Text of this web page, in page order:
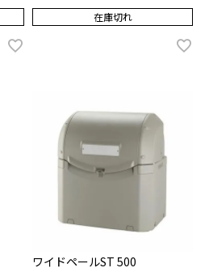
在庫切れ
ワイドペールST 500